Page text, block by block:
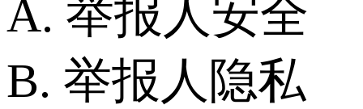
A. 举报人安全
B. 举报人隐私